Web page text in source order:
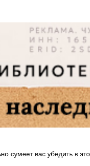
сумеет вас убедить в